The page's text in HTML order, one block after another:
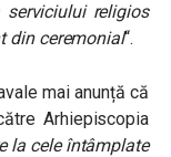
serviciului religios
din ceremonial“.
mai anunță că
Arhiepiscopia
la cele întâmplate